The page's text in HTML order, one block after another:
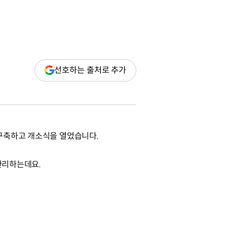
선호하는 출처로 추가(새
창
하고 개소식을 열었습니다.
하는데요.